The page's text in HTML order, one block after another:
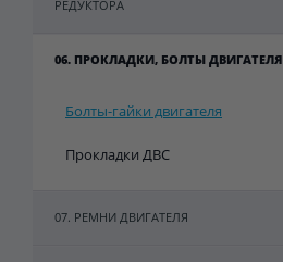
РЕДУКТОРА
06. ПРОКЛАДКИ, БОЛТЫ ДВИГАТЕЛЯ
Болты-гайки двигателя
Прокладки ДВС
07. РЕМНИ ДВИГАТЕЛЯ